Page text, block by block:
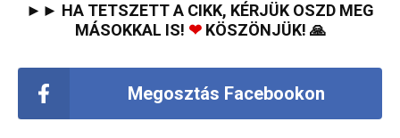
►► HA TETSZETT A CIKK, KÉRJÜK OSZD MEG
MÁSOKKAL IS! ❤KÖSZÖNJÜK! 🙏
Megosztás Facebookon